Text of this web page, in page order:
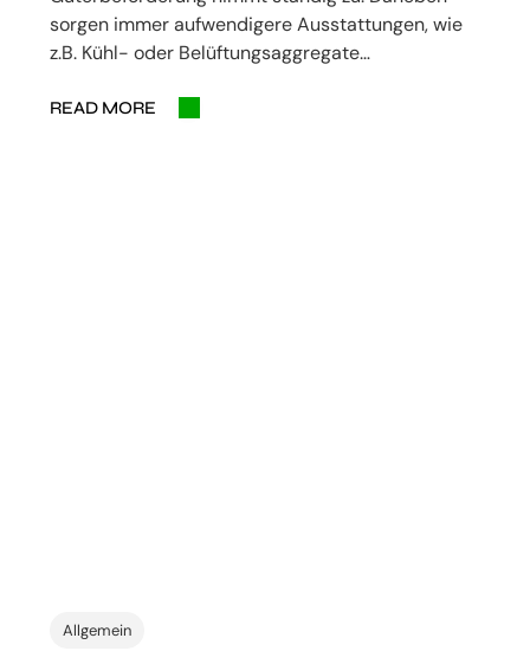
sorgen immer aufwendigere Ausstattungen, wie
z.B. Kühl- oder Belüftungsaggregate…
READ MORE
Allgemein